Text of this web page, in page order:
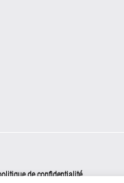
de confidentialité